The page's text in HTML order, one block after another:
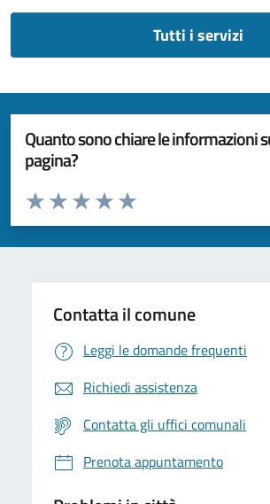
Tutti i servizi
Quanto sono chiare le informazioni
pagina?
Valuta da 1 a 5 stelle la pagina
Valuta 5 stelle su 5
Valuta 4 stelle su 5
Valuta 3 stelle su 5
Valuta 2 stelle su 5
Valuta 1 stelle su 5
Contatta il comune
Leggi le domande frequenti
Richiedi assistenza
Contatta gli uffici comunali
Prenota appuntamento